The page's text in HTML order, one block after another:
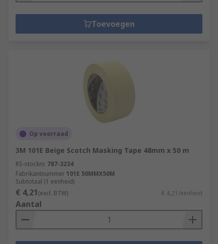
Toevoegen
Op voorraad
3M 101E Beige Scotch Masking Tape 48mm x 50 m
RS-stocknr. 787-3234
Fabrikantnummer 101E 50MMX50M
Subtotaal (1 eenheid)
€ 4,21(excl. BTW) € 4,21/eenheid
Aantal